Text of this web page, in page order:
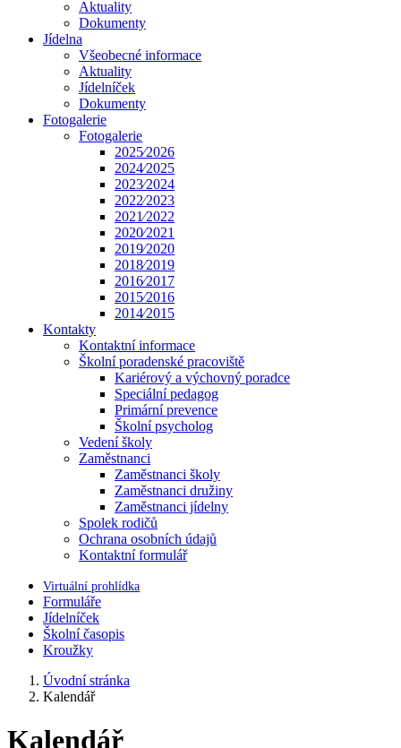
Aktuality
Dokumenty
Jídelna
Všeobecné informace
Aktuality
Jídelníček
Dokumenty
Fotogalerie
Fotogalerie
2025⁄2026
2024⁄2025
2023⁄2024
2022⁄2023
2021⁄2022
2020⁄2021
2019⁄2020
2018⁄2019
2016⁄2017
2015⁄2016
2014⁄2015
Kontakty
Kontaktní informace
Školní poradenské pracoviště
Kariérový a výchovný poradce
Speciální pedagog
Primární prevence
Školní psycholog
Vedení školy
Zaměstnanci
Zaměstnanci školy
Zaměstnanci družiny
Zaměstnanci jídelny
Spolek rodičů
Ochrana osobních údajů
Kontaktní formulář
Virtuální prohlídka
Formuláře
Jídelníček
Školní časopis
Kroužky
Úvodní stránka
Kalendář
Kalendář